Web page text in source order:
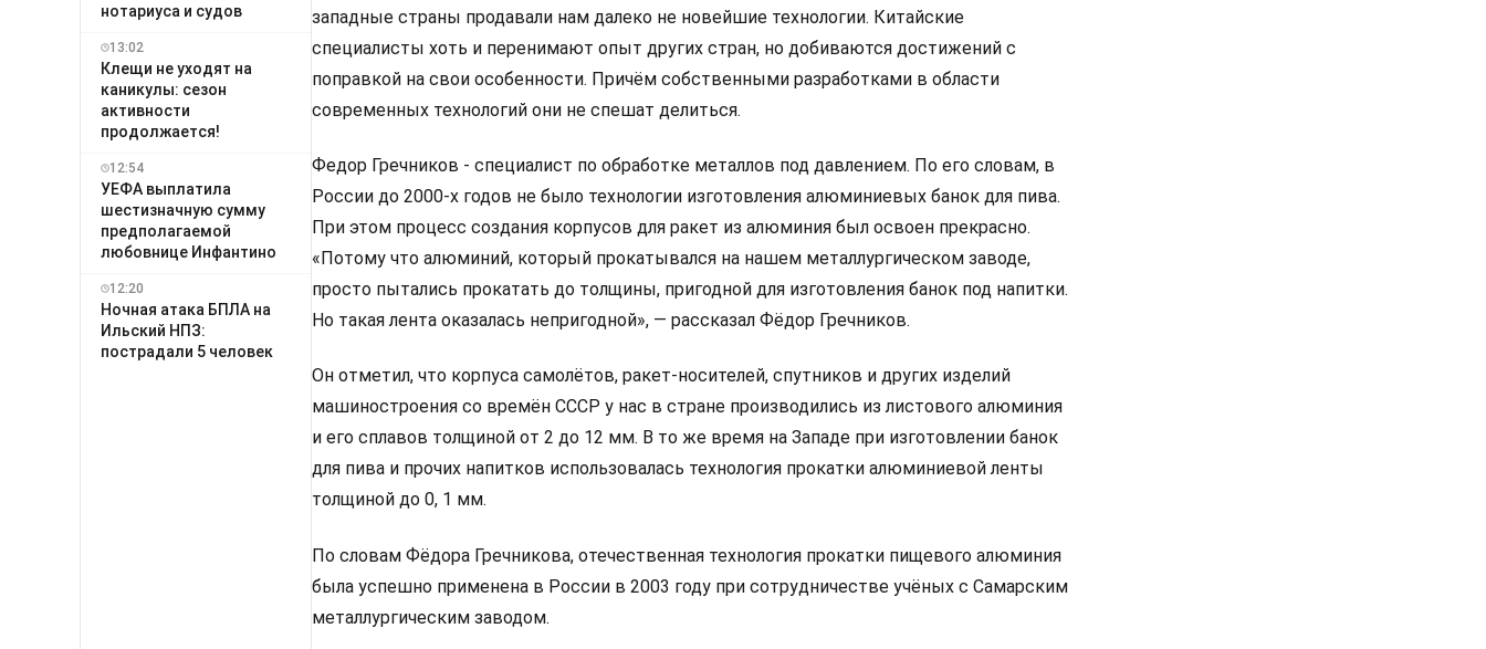
нотариуса и судов
13:02
Клещи не уходят на
каникулы: сезон
активности
продолжается!
12:54
УЕФА выплатила
шестизначную сумму
предполагаемой
любовнице Инфантино
12:20
Ночная атака БПЛА на
Ильский НПЗ:
пострадали 5 человек
западные страны продавали нам далеко не новейшие технологии. Китайские
специалисты хоть и перенимают опыт других стран, но добиваются достижений с
поправкой на свои особенности. Причём собственными разработками в области
современных технологий они не спешат делиться.
Федор Гречников - специалист по обработке металлов под давлением. По его словам, в
России до 2000-х годов не было технологии изготовления алюминиевых банок для пива.
При этом процесс создания корпусов для ракет из алюминия был освоен прекрасно.
«Потому что алюминий, который прокатывался на нашем металлургическом заводе,
просто пытались прокатать до толщины, пригодной для изготовления банок под напитки.
Но такая лента оказалась непригодной», — рассказал Фёдор Гречников.
Он отметил, что корпуса самолётов, ракет-носителей, спутников и других изделий
машиностроения со времён СССР у нас в стране производились из листового алюминия
и его сплавов толщиной от 2 до 12 мм. В то же время на Западе при изготовлении банок
для пива и прочих напитков использовалась технология прокатки алюминиевой ленты
толщиной до 0, 1 мм.
По словам Фёдора Гречникова, отечественная технология прокатки пищевого алюминия
была успешно применена в России в 2003 году при сотрудничестве учёных с Самарским
металлургическим заводом.